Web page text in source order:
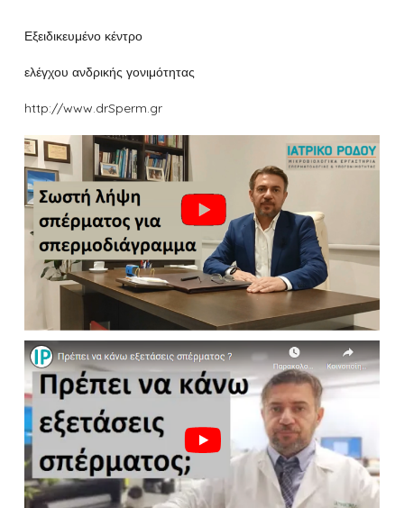
Εξειδικευμένο κέντρο
ελέγχου ανδρικής γονιμότητας
http://www.drSperm.gr